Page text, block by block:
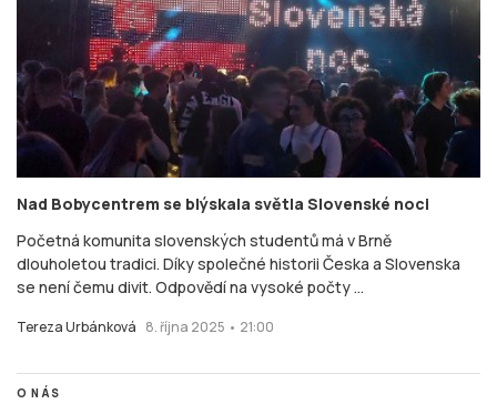
Nad Bobycentrem se blýskala světla Slovenské noci
Početná komunita slovenských studentů má v Brně
dlouholetou tradici. Díky společné historii Česka a Slovenska
se není čemu divit. Odpovědí na vysoké počty ...
Tereza Urbánková 8. října 2025 • 21:00
O NÁS